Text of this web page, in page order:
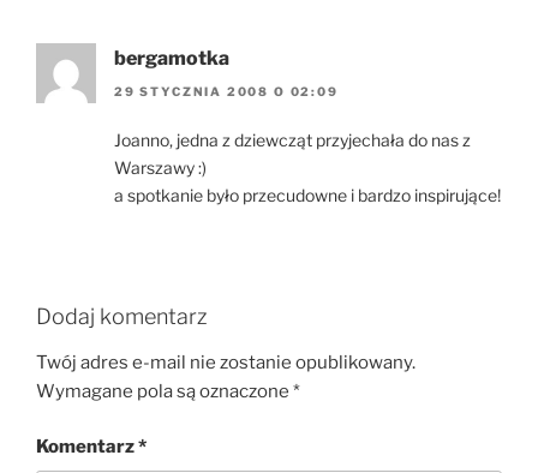
bergamotka
29 STYCZNIA 2008 O 02:09
Joanno, jedna z dziewcząt przyjechała do nas z
Warszawy :)
a spotkanie było przecudowne i bardzo inspirujące!
Dodaj komentarz
Twój adres e-mail nie zostanie opublikowany.
Wymagane pola są oznaczone *
Komentarz*